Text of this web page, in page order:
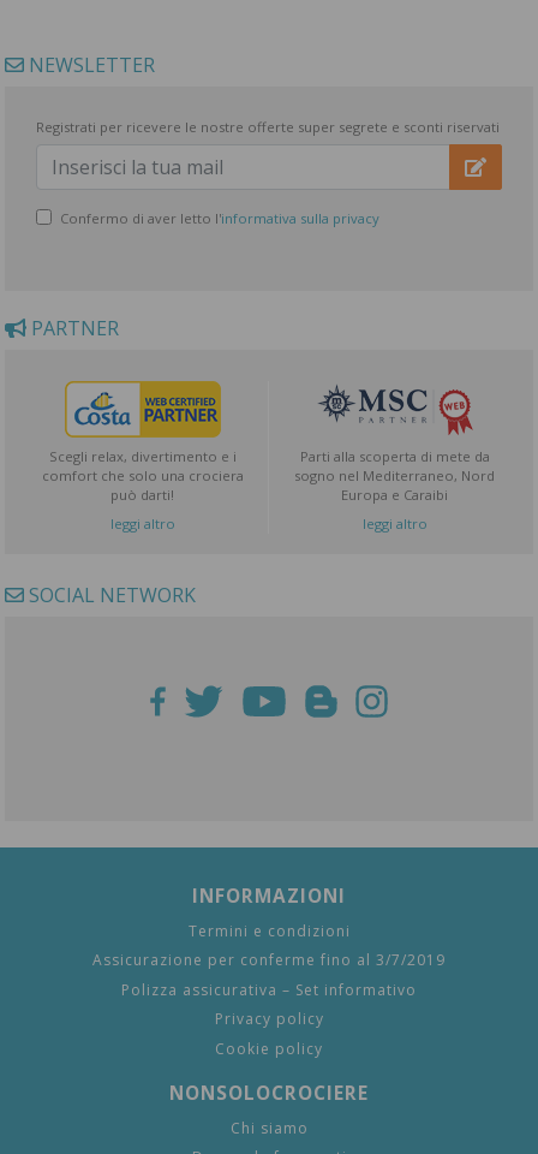
NEWSLETTER
Registrati per ricevere le nostre offerte super segrete e sconti riservati
Confermo di aver letto l'informativa sulla privacy
PARTNER
Scegli relax, divertimento e i
comfort che solo una crociera
può darti!
leggi altro
Parti alla scoperta di mete da
sogno nel Mediterraneo, Nord
Europa e Caraibi
leggi altro
SOCIAL NETWORK
INFORMAZIONI
Termini e condizioni
Assicurazione per conferme fino al 3/7/2019
Polizza assicurativa – Set informativo
Privacy policy
Cookie policy
NONSOLOCROCIERE
Chi siamo